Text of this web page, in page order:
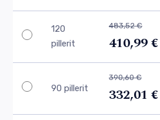
120
pillerit
483,52 €
410,99 €
90 pillerit
390,60 €
332,01 €